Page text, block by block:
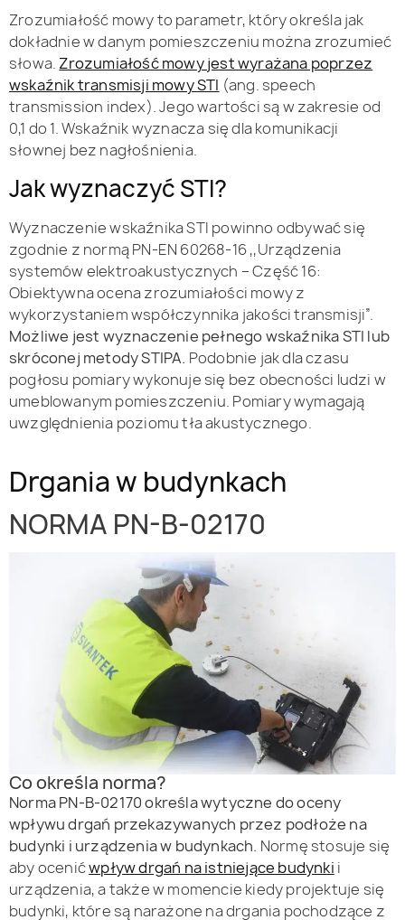
Zrozumiałość mowy to parametr, który określa jak
dokładnie w danym pomieszczeniu można zrozumieć
słowa. Zrozumiałość mowy jest wyrażana poprzez
wskaźnik transmisji mowy STI (ang. speech
transmission index). Jego wartości są w zakresie od
0,1 do 1. Wskaźnik wyznacza się dla komunikacji
słownej bez nagłośnienia.
Jak wyznaczyć STI?
Wyznaczenie wskaźnika STI powinno odbywać się
zgodnie z normą PN-EN 60268-16 ,,Urządzenia
systemów elektroakustycznych – Część 16:
Obiektywna ocena zrozumiałości mowy z
wykorzystaniem współczynnika jakości transmisji”.
Możliwe jest wyznaczenie pełnego wskaźnika STI lub
skróconej metody STIPA. Podobnie jak dla czasu
pogłosu pomiary wykonuje się bez obecności ludzi w
umeblowanym pomieszczeniu. Pomiary wymagają
uwzględnienia poziomu tła akustycznego.
Drgania w budynkach
NORMA PN-B-02170
Co określa norma?
Norma PN-B-02170 określa wytyczne do oceny
wpływu drgań przekazywanych przez podłoże na
budynki i urządzenia w budynkach. Normę stosuje się
aby ocenićwpływ drgań na istniejące budynki i
urządzenia, a także w momencie kiedy projektuje się
budynki, które są narażone na drgania pochodzące z